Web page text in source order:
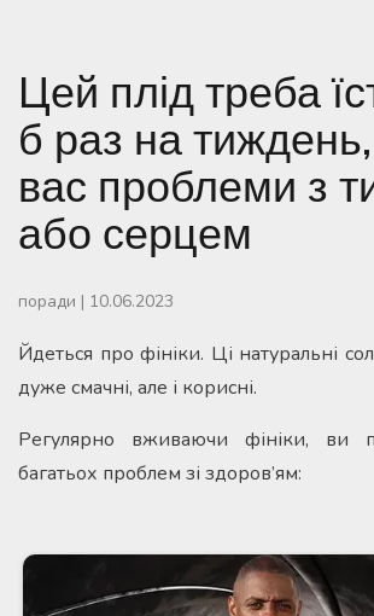
Цей плід треба
б раз на
вас проблеми з
або серцем
поради | 10.06.2023
Йдеться про фініки. Ці натуральні
дуже смачні, але і корисні.
Регулярно вживаючи фініки, ви
багатьох проблем зі здоров’ям: